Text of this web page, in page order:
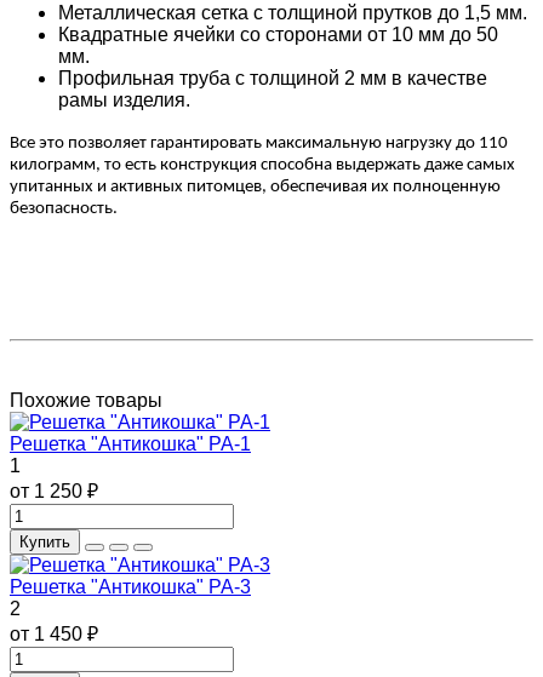
Металлическая сетка с толщиной прутков до 1,5 мм.
Квадратные ячейки со сторонами от 10 мм до 50
мм.
Профильная труба с толщиной 2 мм в качестве
рамы изделия.
Все это позволяет гарантировать максимальную нагрузку до 110
килограмм, то есть конструкция способна выдержать даже самых
упитанных и активных питомцев, обеспечивая их полноценную
безопасность.
Похожие товары
Решетка "Антикошка" РА-1
1
от 1 250 ₽
Купить
Решетка "Антикошка" РА-3
2
от 1 450 ₽